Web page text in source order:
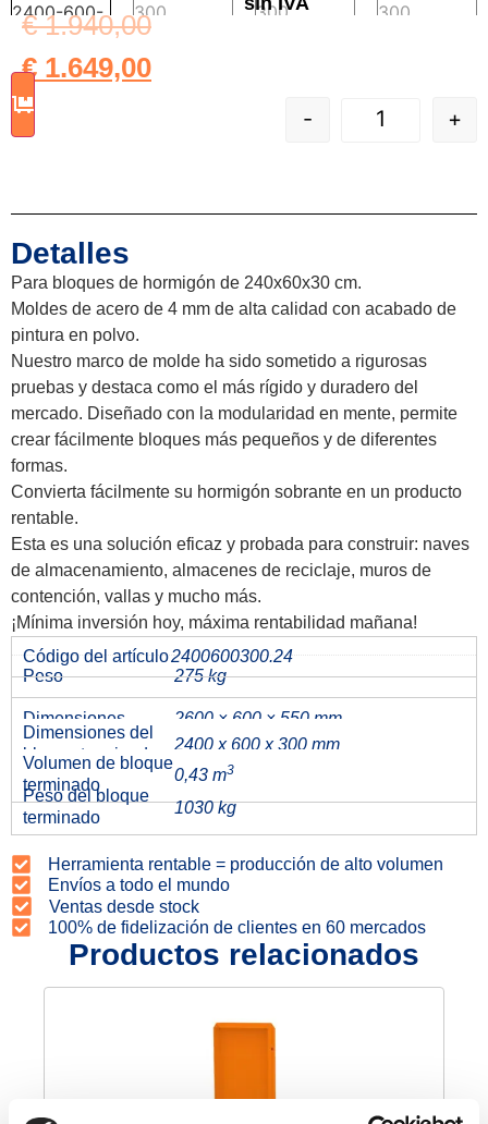
€1.940,00
€ 1.649,00
- +
Detalles
Para bloques de hormigón de 240x60x30 cm.
Moldes de acero de 4 mm de alta calidad con acabado de
pintura en polvo.
Nuestro marco de molde ha sido sometido a rigurosas
pruebas y destaca como el más rígido y duradero del
mercado. Diseñado con la modularidad en mente, permite
crear fácilmente bloques más pequeños y de diferentes
formas.
Convierta fácilmente su hormigón sobrante en un producto
rentable.
Esta es una solución eficaz y probada para construir: naves
de almacenamiento, almacenes de reciclaje, muros de
contención, vallas y mucho más.
¡Mínima inversión hoy, máxima rentabilidad mañana!
Código del artículo2400600300.24
Peso
275 kg
Dimensiones 2600 × 600 × 550 mm
Dimensiones del
bloque terminado
2400 x 600 x 300 mm
Volumen de bloque
terminado
0,43 m3
Peso del bloque
terminado
1030 kg
Herramienta rentable = producción de alto volumen
Envíos a todo el mundo
Ventas desde stock
100% de fidelización de clientes en 60 mercados
Productos relacionados